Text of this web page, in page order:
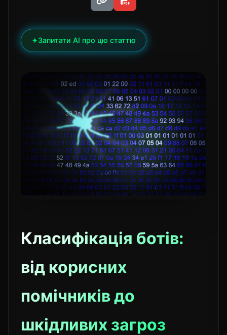
✦Запитати AI про цю статтю
Класифікація ботів:
від корисних
помічників до
шкідливих загроз